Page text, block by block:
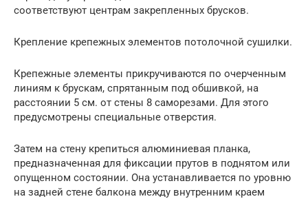
соответствуют центрам закрепленных брусков.
Крепление крепежных элементов потолочной сушилки.
Крепежные элементы прикручиваются по очерченным
линиям к брускам, спрятанным под обшивкой, на
расстоянии 5 см. от стены 8 саморезами. Для этого
предусмотрены специальные отверстия.
Затем на стену крепиться алюминиевая планка,
предназначенная для фиксации прутов в поднятом или
опущенном состоянии. Она устанавливается по уровню
на задней стене балкона между внутренним краем